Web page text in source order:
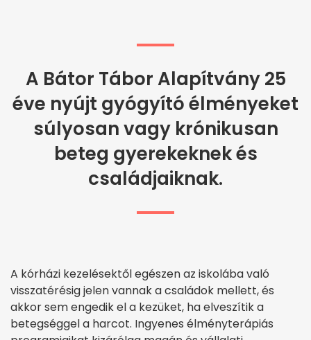
A Bátor Tábor Alapítvány 25
éve nyújt gyógyító élményeket
súlyosan vagy krónikusan
beteg gyerekeknek és
családjaiknak.
A kórházi kezelésektől egészen az iskolába való
visszatérésig jelen vannak a családok mellett, és
akkor sem engedik el a kezüket, ha elveszítik a
betegséggel a harcot. Ingyenes élményterápiás